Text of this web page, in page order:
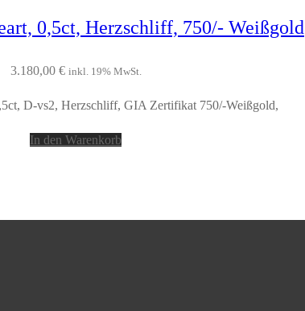
0,5ct, Herzschliff, 750/- Weißgold
3.180,00 € inkl. 19% MwSt.
D-vs2, Herzschliff, GIA Zertifikat 750/-Weißgold,
In den Warenkorb